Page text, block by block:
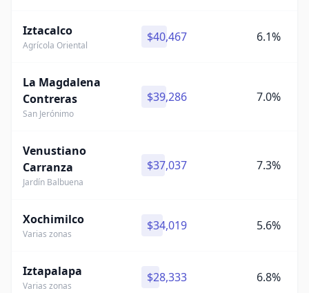
Iztacalco
Agrícola Oriental
$40,467 6.1%
La Magdalena
Contreras
San Jerónimo
$39,286 7.0%
Venustiano
Carranza
Jardín Balbuena
$37,037 7.3%
Xochimilco
Varias zonas
$34,019 5.6%
Iztapalapa
Varias zonas
$28,333 6.8%